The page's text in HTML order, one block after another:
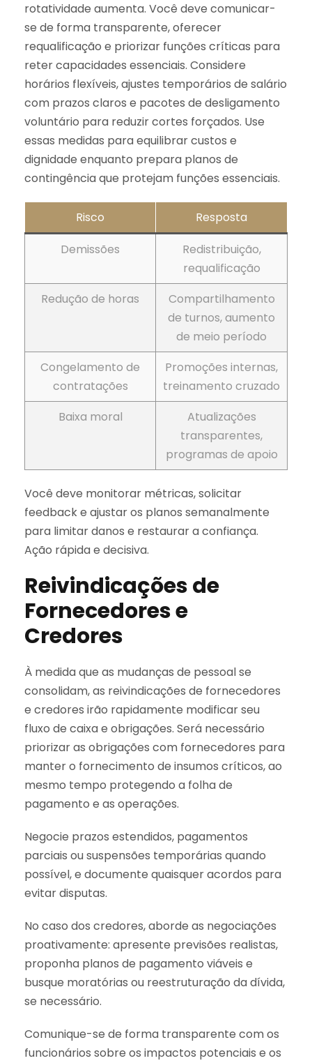
rotatividade aumenta. Você deve comunicar-
se de forma transparente, oferecer
requalificação e priorizar funções críticas para
reter capacidades essenciais. Considere
horários flexíveis, ajustes temporários de salário
com prazos claros e pacotes de desligamento
voluntário para reduzir cortes forçados. Use
essas medidas para equilibrar custos e
dignidade enquanto prepara planos de
contingência que protejam funções essenciais.
Risco
Resposta
Demissões
Redistribuição,
requalificação
Redução de horas
Compartilhamento
de turnos, aumento
de meio período
Congelamento de
contratações
Promoções internas,
treinamento cruzado
Baixa moral
Atualizações
transparentes,
programas de apoio
Você deve monitorar métricas, solicitar
feedback e ajustar os planos semanalmente
para limitar danos e restaurar a confiança.
Ação rápida e decisiva.
Reivindicações de
Fornecedores e
Credores
À medida que as mudanças de pessoal se
consolidam, as reivindicações de fornecedores
e credores irão rapidamente modificar seu
fluxo de caixa e obrigações. Será necessário
priorizar as obrigações com fornecedores para
manter o fornecimento de insumos críticos, ao
mesmo tempo protegendo a folha de
pagamento e as operações.
Negocie prazos estendidos, pagamentos
parciais ou suspensões temporárias quando
possível, e documente quaisquer acordos para
evitar disputas.
No caso dos credores, aborde as negociações
proativamente: apresente previsões realistas,
proponha planos de pagamento viáveis e
busque moratórias ou reestruturação da dívida,
se necessário.
Comunique-se de forma transparente com os
funcionários sobre os impactos potenciais e os